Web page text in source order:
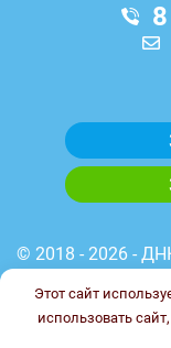
© 2018 - 2026 -
Л041-01148-78/
7838102187.
Этот сайт
использовать